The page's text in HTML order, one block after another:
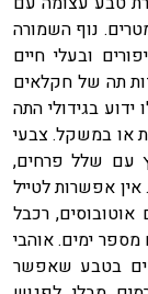
שמתפרשים על פני 50 קילומטרים. נוף השמורה
ועצים, 2300 מיני ציפורים ובעלי חיים
תה של חקלאים
בגידולי התה
או במשקל. צבעי
עם שלל פרחים,
אפשרות לטייל
רכבל
ימים. אוהבי
בטבע שאפשר